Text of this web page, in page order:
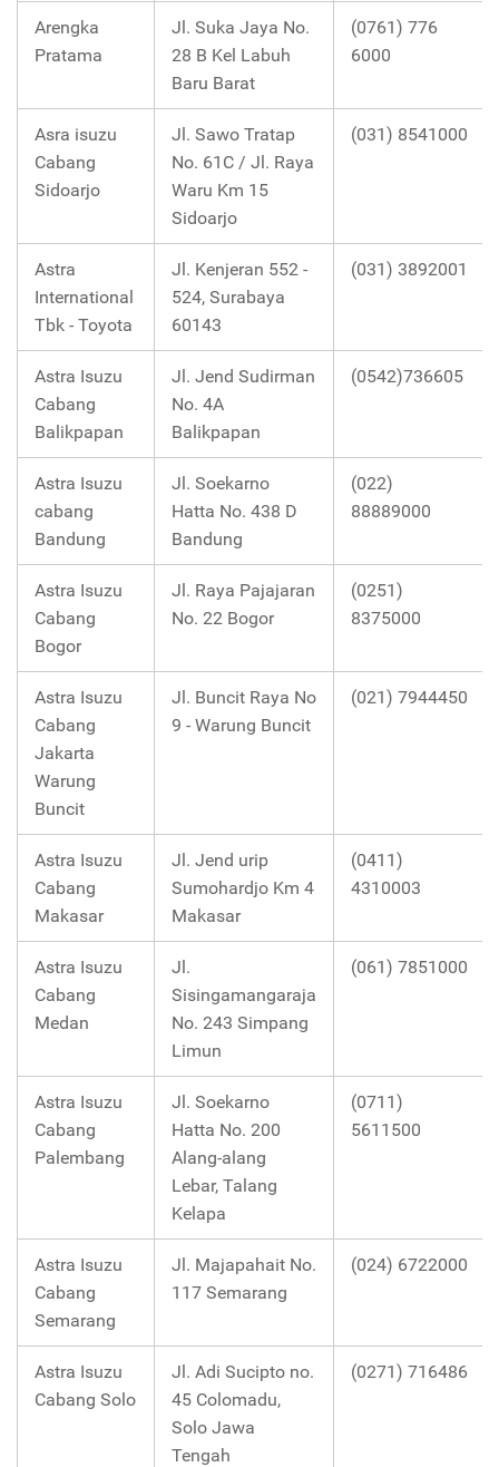
Arengka
Pratama
Jl. Suka Jaya No.
28 B Kel Labuh
Baru Barat
(0761) 776
6000
Asra isuzu
Cabang
Sidoarjo
Jl. Sawo Tratap
No. 61C / Jl. Raya
Waru Km 15
Sidoarjo
(031) 8541000
Astra
International
Tbk - Toyota
Jl. Kenjeran 552 -
524, Surabaya
60143
(031) 3892001
Astra Isuzu
Cabang
Balikpapan
Jl. Jend Sudirman
No. 4A
Balikpapan
(0542)736605
Astra Isuzu
cabang
Bandung
Jl. Soekarno
Hatta No. 438 D
Bandung
(022)
88889000
Astra Isuzu
Cabang
Bogor
Jl. Raya Pajajaran
No. 22 Bogor
(0251)
8375000
Astra Isuzu
Cabang
Jakarta
Warung
Buncit
Jl. Buncit Raya No
9 - Warung Buncit
(021) 7944450
Astra Isuzu
Cabang
Makasar
Jl. Jend urip
Sumohardjo Km 4
Makasar
(0411)
4310003
Astra Isuzu
Cabang
Medan
Jl.
Sisingamangaraja
No. 243 Simpang
Limun
(061) 7851000
Astra Isuzu
Cabang
Palembang
Jl. Soekarno
Hatta No. 200
Alang-alang
Lebar, Talang
Kelapa
(0711)
5611500
Astra Isuzu
Cabang
Semarang
Jl. Majapahait No.
117 Semarang
(024) 6722000
Astra Isuzu
Cabang Solo
Jl. Adi Sucipto no.
45 Colomadu,
Solo Jawa
Tengah
(0271) 716486